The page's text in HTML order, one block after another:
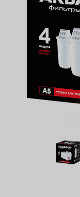
ДОСТАВКА
КОНТАКТЫ